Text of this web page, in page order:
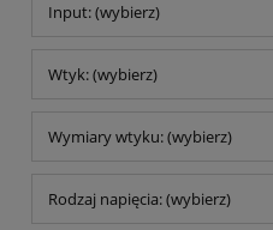
Input: (wybierz)
Wtyk: (wybierz)
Wymiary wtyku: (wybierz)
Rodzaj napięcia: (wybierz)